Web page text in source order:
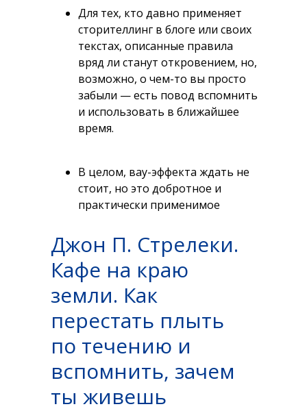
Для тех, кто давно применяет
сторителлинг в блоге или своих
текстах, описанные правила
вряд ли станут откровением, но,
возможно, о чем-то вы просто
забыли — есть повод вспомнить
и использовать в ближайшее
время.
В целом, вау-эффекта ждать не
стоит, но это добротное и
практически применимое
такое — не проходите мимо.
Джон П. Стрелеки.
Кафе на краю
земли. Как
перестать плыть
по течению и
вспомнить, зачем
ты живешь